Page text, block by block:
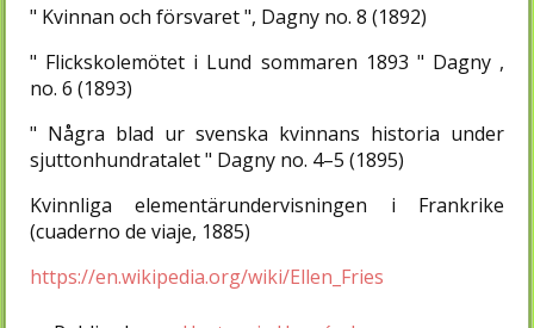
" Kvinnan och försvaret ", Dagny no. 8 (1892)
" Flickskolemötet i Lund sommaren 1893 " Dagny ,
no. 6 (1893)
" Några blad ur svenska kvinnans historia under
sjuttonhundratalet " Dagny no. 4–5 (1895)
Kvinnliga elementärundervisningen i Frankrike
(cuaderno de viaje, 1885)
https://en.wikipedia.org/wiki/Ellen_Fries